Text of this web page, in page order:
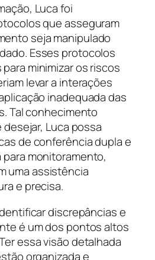
Luca foi
que asseguram
seja manipulado
Esses protocolos
minimizar os riscos
levar a interações
inadequada das
Tal conhecimento
Luca possa
de conferência dupla e
monitoramento,
uma assistência
e precisa.
discrepâncias e
é um dos pontos altos
essa visão detalhada
organizada e